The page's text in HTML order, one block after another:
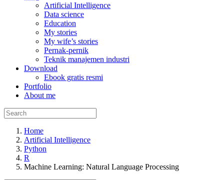
Artificial Intelligence
Data science
Education
My stories
My wife’s stories
Pernak-pernik
Teknik manajemen industri
Download
Ebook gratis resmi
Portfolio
About me
Home
Artificial Intelligence
Python
R
Machine Learning: Natural Language Processing